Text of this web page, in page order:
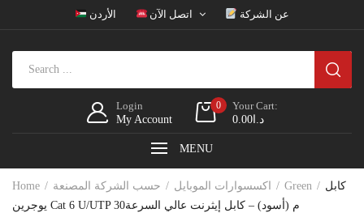
الأردن اتصل الآن عن الشركة
Login
My Account
0
Your Cart:
د.ا0.00
MENU
Home اكسسوارات الموبايل حسب الشركة المصنعة Green
كابل
يوجرين Cat 6 U/UTP 30م (أسود) – كابل إيثرنت عالي السرعة